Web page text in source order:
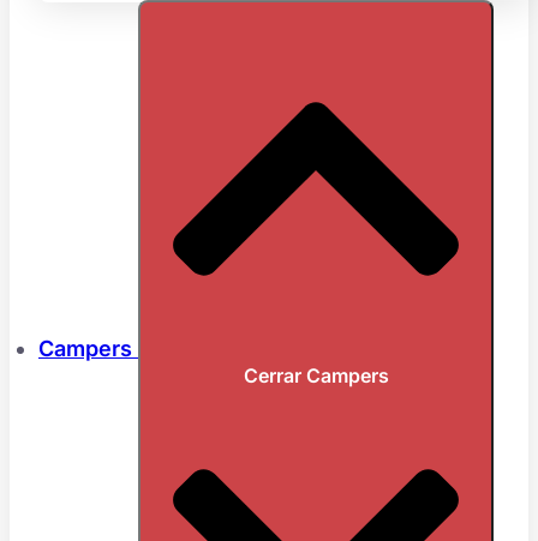
Campers
Cerrar Campers